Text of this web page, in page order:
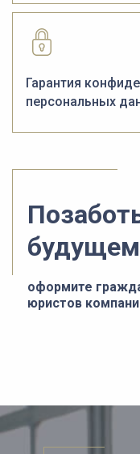
Гарантия
персональных
оформите
юристов